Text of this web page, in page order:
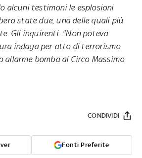
alcuni testimoni le esplosioni
state due, una delle quali più
Gli inquirenti: "Non poteva
indaga per atto di terrorismo
allarme bomba al Circo Massimo.
Fonti Preferite
CONDIVIDI